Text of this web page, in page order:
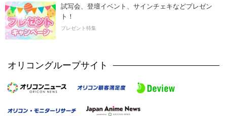
試写会、登壇イベント、サインチェキなどプレゼン
ト！
プレゼント特集
オリコングループサイト